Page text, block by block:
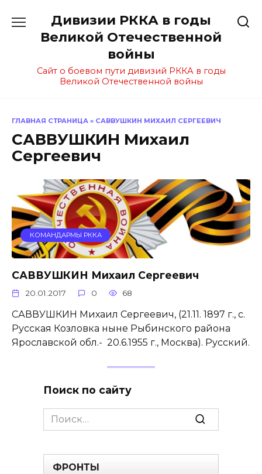
содержанию
Дивизии РККА в годы
Великой Отечественной
войны
Сайт о боевом пути дивизий РККА в годы
Великой Отечественной войны
ГЛАВНАЯ СТРАНИЦА » САВВУШКИН МИХАИЛ СЕРГЕЕВИЧ
САВВУШКИН Михаил
Сергеевич
КОМАНДАРМЫ РККА
САВВУШКИН Михаил Сергеевич
20.01.2017 0 68
САВВУШКИН Михаил Сергеевич, (21.11. 1897 г., с.
Русская Козловка ныне Рыбинского района
Ярославской обл.- 20.6.1955 г., Москва). Русский.
Поиск по сайту
Search
for:
ФРОНТЫ